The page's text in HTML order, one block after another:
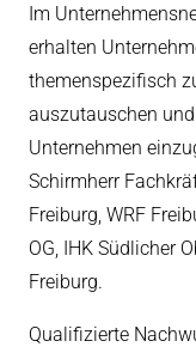
Im
erhalten
themenspezifisch
auszutauschen
Unternehmen
Schirmherr
Freiburg, WRF
OG, IHK Südlicher
Freiburg.
Qualifizierte